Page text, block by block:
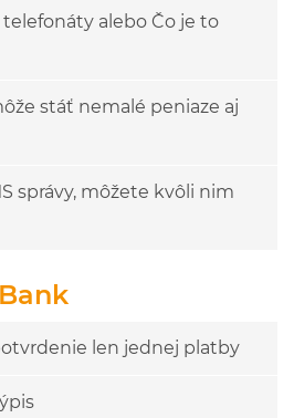
alebo Čo je to
stáť nemalé peniaze aj
správy, môžete kvôli nim
len jednej platby